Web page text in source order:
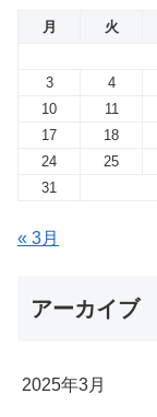
月 火
3
4
10
11
17
18
24
25
31
« 3月
アーカイブ
2025年3月